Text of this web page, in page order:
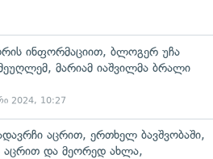
ინფორმაციით, ბლოგერ უჩა
მეუღლემ, მარიამ იაშვილმა ბრალი
2024, 10:27
აცრით, ერთხელ ბავშვობაში,
აცრით და მეორედ ახლა,